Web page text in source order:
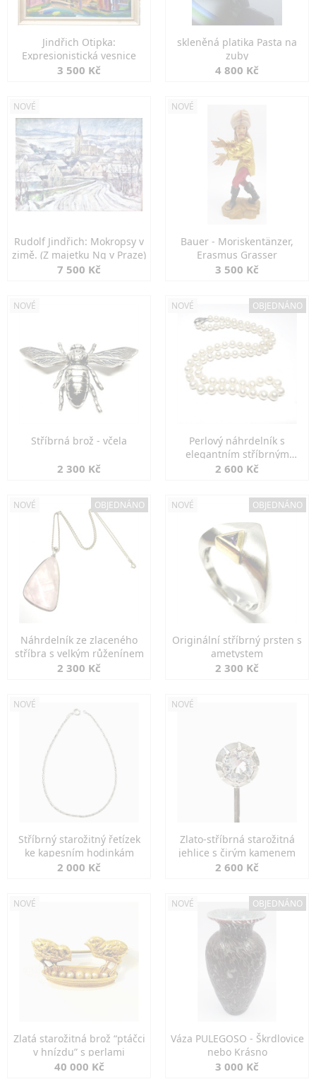
Jindřich Otipka:
Expresionistická vesnice
3 500 Kč
skleněná platika Pasta na
zuby
4 800 Kč
NOVÉ
Rudolf Jindřich: Mokropsy v
zimě. (Z majetku Ng v Praze)
7 500 Kč
NOVÉ
Bauer - Moriskentänzer,
Erasmus Grasser
3 500 Kč
NOVÉ
Stříbrná brož - včela
2 300 Kč
NOVÉ OBJEDNÁNO
Perlový náhrdelník s
elegantním stříbrným
zapínáním
2 600 Kč
NOVÉ OBJEDNÁNO
Náhrdelník ze zlaceného
stříbra s velkým růženínem
2 300 Kč
NOVÉ OBJEDNÁNO
Originální stříbrný prsten s
ametystem
2 300 Kč
NOVÉ
Stříbrný starožitný řetízek
ke kapesním hodinkám
2 000 Kč
NOVÉ
Zlato-stříbrná starožitná
jehlice s čirým kamenem
2 600 Kč
NOVÉ
Zlatá starožitná brož “ptáčci
v hnízdu” s perlami
40 000 Kč
NOVÉ OBJEDNÁNO
Váza PULEGOSO - Škrdlovice
nebo Krásno
3 000 Kč